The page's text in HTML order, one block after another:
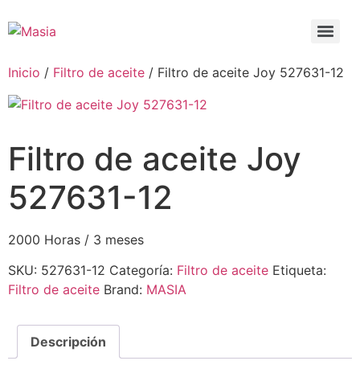
Inicio / Filtro de aceite / Filtro de aceite Joy 527631-12
Filtro de aceite Joy
527631-12
2000 Horas / 3 meses
SKU: 527631-12 Categoría: Filtro de aceite Etiqueta:
Filtro de aceite Brand: MASIA
Descripción